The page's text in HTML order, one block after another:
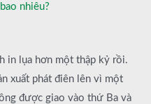
nhiêu?
in lụa hơn một thập kỷ rồi.
xuất phát điên lên vì một
được giao vào thứ Ba và